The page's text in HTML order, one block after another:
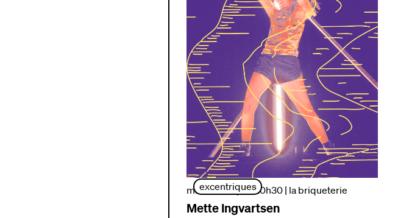
excentriques
mardi 29 sept. | 20h30 | la briqueterie
Mette Ingvartsen